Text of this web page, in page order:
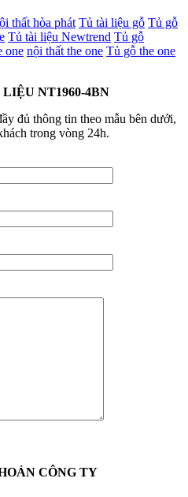
thất hòa phát Tủ tài liệu gỗ Tủ gỗ
Tủ tài liệu Newtrend Tủ gỗ
one nội thất the one Tủ gỗ the one
NT1960-4BN
đủ thông tin theo mẫu bên dưới,
trong vòng 24h.
CÔNG TY